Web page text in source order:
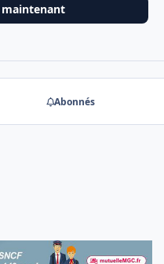
maintenant
Abonnés